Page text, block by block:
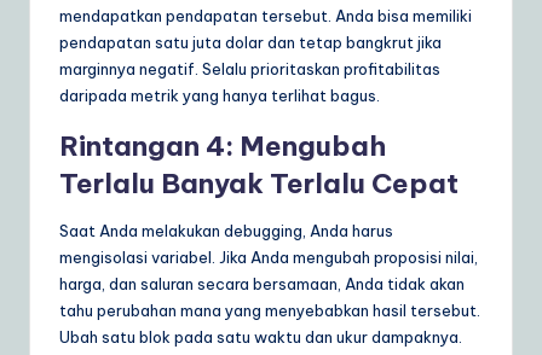
mendapatkan pendapatan tersebut. Anda bisa memiliki
pendapatan satu juta dolar dan tetap bangkrut jika
marginnya negatif. Selalu prioritaskan profitabilitas
daripada metrik yang hanya terlihat bagus.
Rintangan 4: Mengubah
Terlalu Banyak Terlalu Cepat
Saat Anda melakukan debugging, Anda harus
mengisolasi variabel. Jika Anda mengubah proposisi nilai,
harga, dan saluran secara bersamaan, Anda tidak akan
tahu perubahan mana yang menyebabkan hasil tersebut.
Ubah satu blok pada satu waktu dan ukur dampaknya.